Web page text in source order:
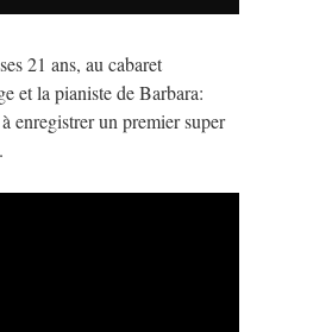
21 ans, au cabaret
et la pianiste de Barbara:
enregistrer un premier super